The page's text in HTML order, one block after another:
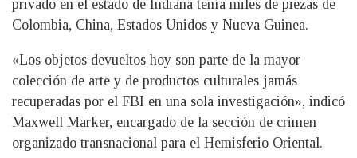
privado en el estado de Indiana tenía miles de piezas de
Colombia, China, Estados Unidos y Nueva Guinea.
«Los objetos devueltos hoy son parte de la mayor
colección de arte y de productos culturales jamás
recuperadas por el FBI en una sola investigación», indicó
Maxwell Marker, encargado de la sección de crimen
organizado transnacional para el Hemisferio Oriental.